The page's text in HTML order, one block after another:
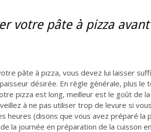
votre pâte à pizza
pâte à pizza, vous devez lui laisser
désirée. En règle générale, plus
pizza est long, meilleur est le goût de
à ne pas utiliser trop de levure si
heures (disons que vous avez préparé la
la journée en préparation de la cuisson